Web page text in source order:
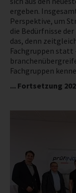
ergeben.
Perspektive, um
die Bedürfnisse
das, denn
Fachgruppen statt
Fachgruppen
... Fortsetzung